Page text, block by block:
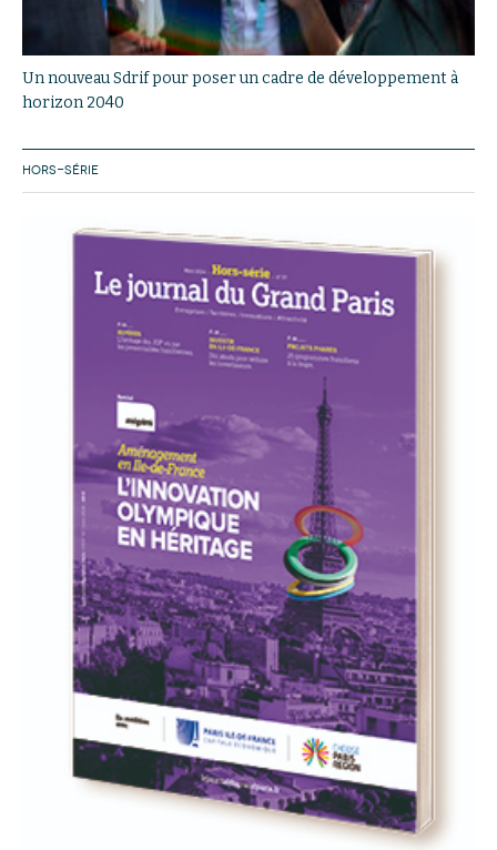
Un nouveau Sdrif pour poser un cadre de développement à
horizon 2040
HORS-SÉRIE